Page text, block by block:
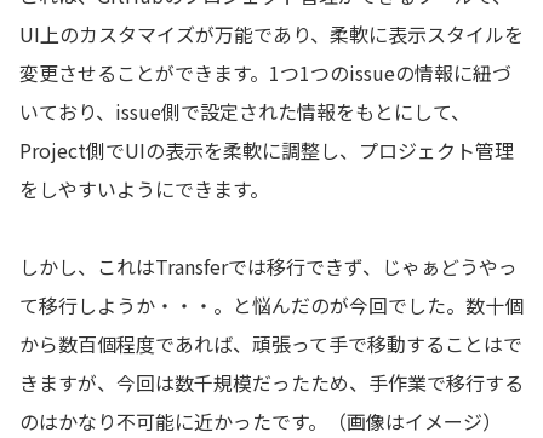
UI上のカスタマイズが万能であり、柔軟に表示スタイルを
変更させることができます。1つ1つのissueの情報に紐づ
いており、issue側で設定された情報をもとにして、
Project側でUIの表示を柔軟に調整し、プロジェクト管理
をしやすいようにできます。
しかし、これはTransferでは移行できず、じゃぁどうやっ
て移行しようか・・・。と悩んだのが今回でした。数十個
から数百個程度であれば、頑張って手で移動することはで
きますが、今回は数千規模だったため、手作業で移行する
のはかなり不可能に近かったです。（画像はイメージ）